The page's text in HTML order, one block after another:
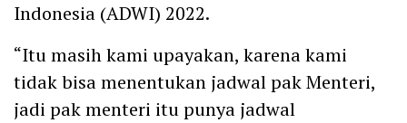
Indonesia (ADWI) 2022.
“Itu masih kami upayakan, karena kami
tidak bisa menentukan jadwal pak Menteri,
jadi pak menteri itu punya jadwal